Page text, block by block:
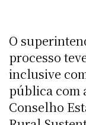
O
processo
inclusive
pública com
Conselho